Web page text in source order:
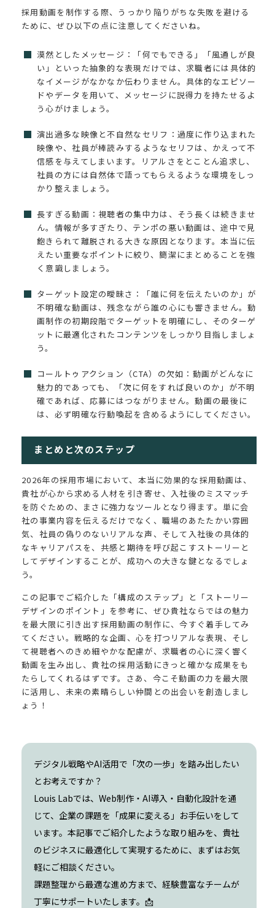
採用動画を制作する際、うっかり陥りがちな失敗を避ける
ために、ぜひ以下の点に注意してくださいね。
漠然としたメッセージ：「何でもできる」「風通しが良
い」といった抽象的な表現だけでは、求職者には具体的
なイメージがなかなか伝わりません。具体的なエピソー
ドやデータを用いて、メッセージに説得力を持たせるよ
う心がけましょう。
演出過多な映像と不自然なセリフ：過度に作り込まれた
映像や、社員が棒読みするようなセリフは、かえって不
信感を与えてしまいます。リアルさをとことん追求し、
社員の方には自然体で語ってもらえるような環境をしっ
かり整えましょう。
長すぎる動画：視聴者の集中力は、そう長くは続きませ
ん。情報が多すぎたり、テンポの悪い動画は、途中で見
飽きられて離脱される大きな原因となります。本当に伝
えたい重要なポイントに絞り、簡潔にまとめることを強
く意識しましょう。
ターゲット設定の曖昧さ：「誰に何を伝えたいのか」が
不明確な動画は、残念ながら誰の心にも響きません。動
画制作の初期段階でターゲットを明確にし、そのターゲ
ットに最適化されたコンテンツをしっかり目指しましょ
う。
コールトゥアクション（CTA）の欠如：動画がどんなに
魅力的であっても、「次に何をすれば良いのか」が不明
確であれば、応募にはつながりません。動画の最後に
は、必ず明確な行動喚起を含めるようにしてください。
まとめと次のステップ
2026年の採用市場において、本当に効果的な採用動画は、
貴社が心から求める人材を引き寄せ、入社後のミスマッチ
を防ぐための、まさに強力なツールとなり得ます。単に会
社の事業内容を伝えるだけでなく、職場のあたたかい雰囲
気、社員の偽りのないリアルな声、そして入社後の具体的
なキャリアパスを、共感と期待を呼び起こすストーリーと
してデザインすることが、成功への大きな鍵となるでしょ
う。
この記事でご紹介した「構成のステップ」と「ストーリー
デザインのポイント」を参考に、ぜひ貴社ならではの魅力
を最大限に引き出す採用動画の制作に、今すぐ着手してみ
てください。戦略的な企画、心を打つリアルな表現、そし
て視聴者へのきめ細やかな配慮が、求職者の心に深く響く
動画を生み出し、貴社の採用活動にきっと確かな成果をも
たらしてくれるはずです。さあ、今こそ動画の力を最大限
に活用し、未来の素晴らしい仲間との出会いを創造しまし
ょう！
デジタル戦略やAI活用で「次の一歩」を踏み出したい
とお考えですか？
Louis Labでは、Web制作・AI導入・自動化設計を通
じて、企業の課題を「成果に変える」お手伝いをして
います。本記事でご紹介したような取り組みを、貴社
のビジネスに最適化して実現するために、まずはお気
軽にご相談ください。
課題整理から最適な進め方まで、経験豊富なチームが
丁寧にサポートいたします。📩